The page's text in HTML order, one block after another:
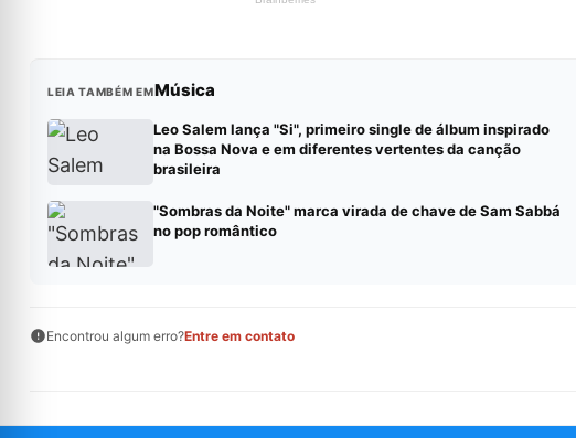
LEIA TAMBÉM EMMúsica
Leo Salem lança "Si", primeiro single de álbum inspirado
na Bossa Nova e em diferentes vertentes da canção
brasileira
"Sombras da Noite" marca virada de chave de Sam Sabbá
no pop romântico
Encontrou algum erro?Entre em contato